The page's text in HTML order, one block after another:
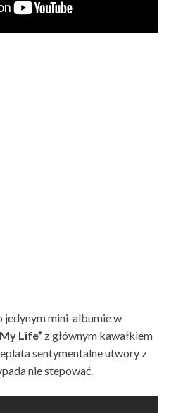
jedynym mini-albumie w
Life” z głównym kawałkiem
sentymentalne utwory z
nie stepować.